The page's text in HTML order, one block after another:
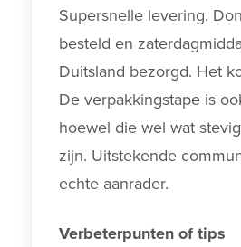
Supersnelle levering.
besteld en
Duitsland bezorgd. Het
De verpakkingstape is
hoewel die wel wat
zijn. Uitstekende
echte aanrader.
Verbeterpunten of tips